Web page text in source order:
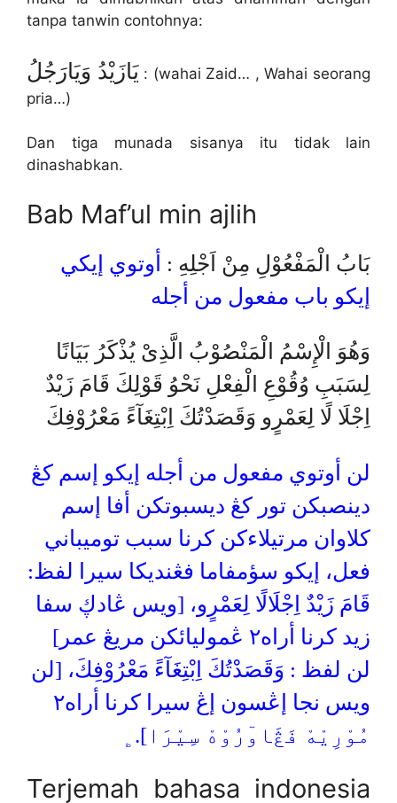
tanpa tanwin contohnya:
يَازَيْدُ وَيَارَجُلُ : (wahai Zaid… , Wahai seorang
pria…)
Dan tiga munada sisanya itu tidak lain
dinashabkan.
Bab Maf’ul min ajlih
بَابُ الْمَفْعُوْلِ مِنْ اَجْلِهِ : أوتوي إيكي
إيكو باب مفعول من أجله
لِسَبَبِ وُقُوْعِ الْفِعْلِ نَحْوُ قَوْلِكَ قَامَ زَيْدٌ
اِجْلَا لًا لِعَمْرٍو وَقَصَدْتُكَ اِبْتِغَآءً مَعْرُوْفِكَ
لن أوتوي مفعول من أجله إيكو إسم كڠ
دينصبكن تور كڠ ديسبوتكن أفا إسم
كلاوان مرتيلاءكن كرنا سبب توميباني
فعل، إيكو سؤمفاما فڠنديكا سيرا لفظ:
قَامَ زَيْدٌ اِجْلَالًا لِعَمْرٍو، [ويس ڠادڮ سفا
زيد كرنا أراه٢ ڠموليائكن مريڠ عمر]
لن لفظ : وَقَصَدْتُكَ اِبْتِغَآءً مَعْرُوْفِكَ، [لن
ويس نجا إڠسون إڠ سيرا كرنا أراه٢
مُوْرِيْهْ فَڠَاوٓرُوْهْ سِيْرَا].﯁
Terjemah bahasa indonesia